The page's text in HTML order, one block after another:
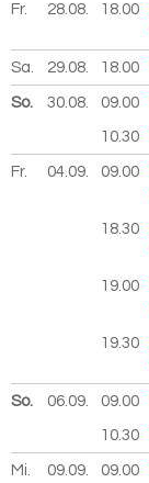
Fr. 28.08. 2026
18.00
Sa. 29.08. 2026
18.00
So. 30.08. 2026
09.00
10.30
Fr. 04.09. 2026
09.00
18.30
19.00
19.30
So. 06.09. 2026
09.00
10.30
Mi. 09.09. 2026
09.00